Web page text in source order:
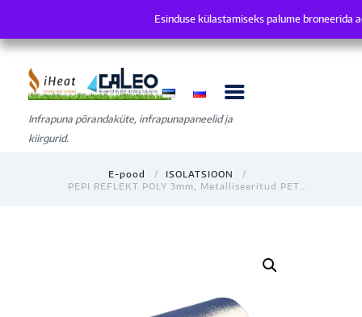
Infrapuna põrandaküte, infrapunapaneelid ja
kiirgurid.
E-pood
ISOLATSIOON
PEPI REFLEKT POLY 3mm, Metalliseeritud PET...
Esinduse külastamiseks palume
Esinduse külastamiseks palume broneerida